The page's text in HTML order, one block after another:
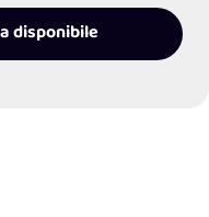
disponibile